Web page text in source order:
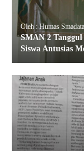
Oleh : Humas Smadata
SMAN 2
Siswa Antusias